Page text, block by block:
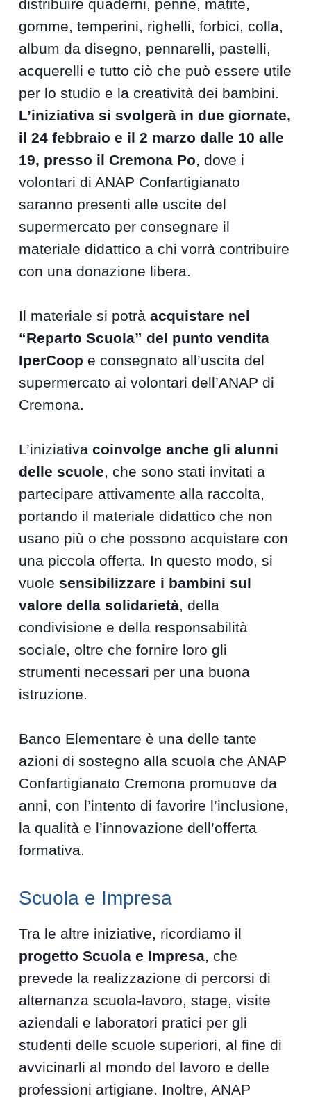
distribuire quaderni, penne, matite,
gomme, temperini, righelli, forbici, colla,
album da disegno, pennarelli, pastelli,
acquerelli e tutto ciò che può essere utile
per lo studio e la creatività dei bambini.
L’iniziativa si svolgerà in due giornate,
il 24 febbraio e il 2 marzo dalle 10 alle
19, presso il Cremona Po, dove i
volontari di ANAP Confartigianato
saranno presenti alle uscite del
supermercato per consegnare il
materiale didattico a chi vorrà contribuire
con una donazione libera.
Il materiale si potràacquistare nel
“Reparto Scuola” del punto vendita
IperCoop e consegnato all’uscita del
supermercato ai volontari dell’ANAP di
Cremona.
L’iniziativacoinvolge anche gli alunni
delle scuole, che sono stati invitati a
partecipare attivamente alla raccolta,
portando il materiale didattico che non
usano più o che possono acquistare con
una piccola offerta. In questo modo, si
vuole sensibilizzare i bambini sul
valore della solidarietà, della
condivisione e della responsabilità
sociale, oltre che fornire loro gli
strumenti necessari per una buona
istruzione.
Banco Elementare è una delle tante
azioni di sostegno alla scuola che ANAP
Confartigianato Cremona promuove da
anni, con l’intento di favorire l’inclusione,
la qualità e l’innovazione dell’offerta
formativa.
Scuola e Impresa
Tra le altre iniziative, ricordiamo il
progetto Scuola e Impresa, che
prevede la realizzazione di percorsi di
alternanza scuola-lavoro, stage, visite
aziendali e laboratori pratici per gli
studenti delle scuole superiori, al fine di
avvicinarli al mondo del lavoro e delle
professioni artigiane. Inoltre, ANAP